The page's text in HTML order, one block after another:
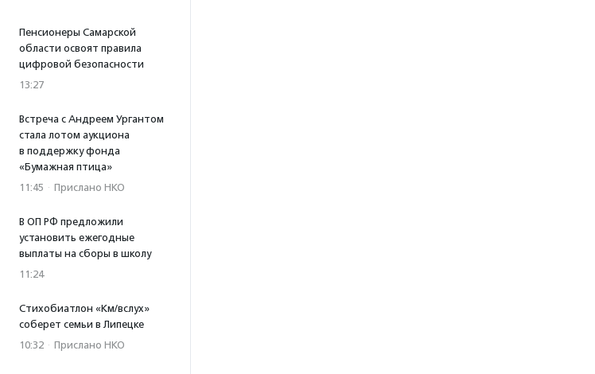
Пенсионеры Самарской
области освоят правила
цифровой безопасности
13:27
Встреча с Андреем Ургантом
стала лотом аукциона
в поддержку фонда
«Бумажная птица»
11:45 · Прислано НКО
В ОП РФ предложили
установить ежегодные
выплаты на сборы в школу
11:24
Стихобиатлон «Км/вслух»
соберет семьи в Липецке
10:32 · Прислано НКО